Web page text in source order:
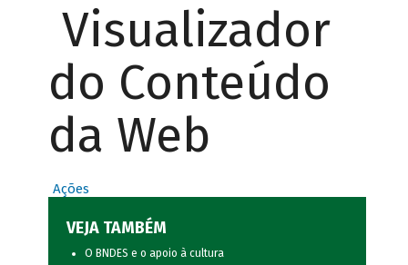
Visualizador
do Conteúdo
da Web
Ações
VEJA TAMBÉM
O BNDES e o apoio à cultura